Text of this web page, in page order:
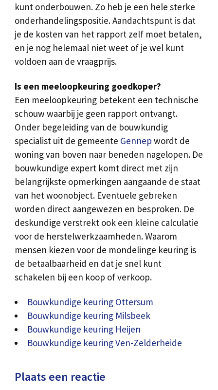
kunt onderbouwen. Zo heb je een hele sterke
onderhandelingspositie. Aandachtspunt is dat
je de kosten van het rapport zelf moet betalen,
en je nog helemaal niet weet of je wel kunt
voldoen aan de vraagprijs.
Is een meeloopkeuring goedkoper?
Een meeloopkeuring betekent een technische
schouw waarbij je geen rapport ontvangt.
Onder begeleiding van de bouwkundig
specialist uit de gemeente Gennep wordt de
woning van boven naar beneden nagelopen. De
bouwkundige expert komt direct met zijn
belangrijkste opmerkingen aangaande de staat
van het woonobject. Eventuele gebreken
worden direct aangewezen en besproken. De
deskundige verstrekt ook een kleine calculatie
voor de herstelwerkzaamheden. Waarom
mensen kiezen voor de mondelinge keuring is
de betaalbaarheid en dat je snel kunt
schakelen bij een koop of verkoop.
Bouwkundige keuring Ottersum
Bouwkundige keuring Milsbeek
Bouwkundige keuring Heijen
Bouwkundige keuring Ven-Zelderheide
Plaats een reactie